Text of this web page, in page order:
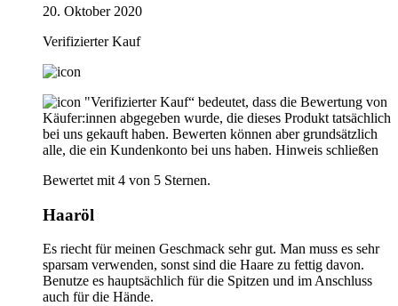
20. Oktober 2020
Verifizierter Kauf
"Verifizierter Kauf“ bedeutet, dass die Bewertung von
Käufer:innen abgegeben wurde, die dieses Produkt tatsächlich
bei uns gekauft haben. Bewerten können aber grundsätzlich
alle, die ein Kundenkonto bei uns haben. Hinweis schließen
Bewertet mit 4 von 5 Sternen.
Haaröl
Es riecht für meinen Geschmack sehr gut. Man muss es sehr
sparsam verwenden, sonst sind die Haare zu fettig davon.
Benutze es hauptsächlich für die Spitzen und im Anschluss
auch für die Hände.